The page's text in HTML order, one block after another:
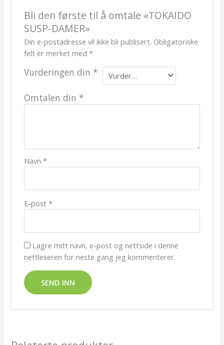
Bli den første til å omtale «TOKAIDO
SUSP-DAMER»
Din e-postadresse vil ikke bli publisert. Obligatoriske
felt er merket med *
Vurderingen din *
Omtalen din *
Navn *
E-post *
Lagre mitt navn, e-post og nettside i denne
nettleseren for neste gang jeg kommenterer.